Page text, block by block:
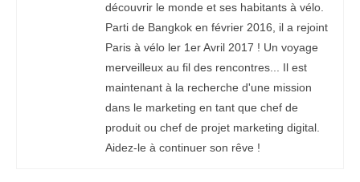
découvrir le monde et ses habitants à vélo.
Parti de Bangkok en février 2016, il a rejoint
Paris à vélo ler 1er Avril 2017 ! Un voyage
merveilleux au fil des rencontres... Il est
maintenant à la recherche d'une mission
dans le marketing en tant que chef de
produit ou chef de projet marketing digital.
Aidez-le à continuer son rêve !